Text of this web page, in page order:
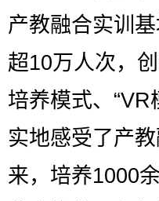
产教融合实训
超10万人次，
培养模式、
实地感受了产
来，培养1000